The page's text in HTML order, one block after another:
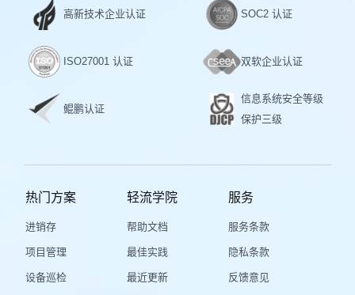
高新技术企业认证 SOC2 认证
ISO27001 认证 双软企业认证
鲲鹏认证
信息系统安全等级
保护三级
热门方案
进销存
项目管理
设备巡检
轻流学院
帮助文档
最佳实践
最近更新
服务
服务条款
隐私条款
反馈意见